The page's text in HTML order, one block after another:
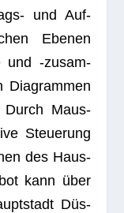
und Auf­
Ebe­nen
und ‑zusam­
Dia­gram­men
Durch Maus­
Steue­rung
des Haus­
kann über
Düs­